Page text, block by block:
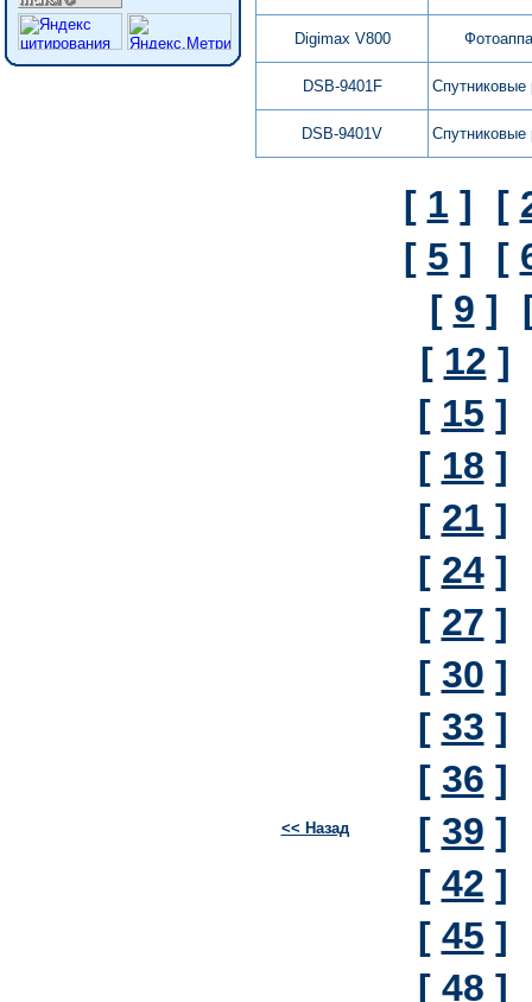
Digimax V800
DSB-9401F Спутниковые
DSB-9401V Спутниковые
<< Назад
[ 1 ] [
[ 5 ] [
[ 9 ]
[ 12 ]
[ 15 ]
[ 18 ]
[ 21 ]
[ 24]
[ 27 ]
[ 30 ]
[ 33 ]
[ 36 ]
[ 39 ]
[ 42 ]
[ 45 ]
[ 48 ]